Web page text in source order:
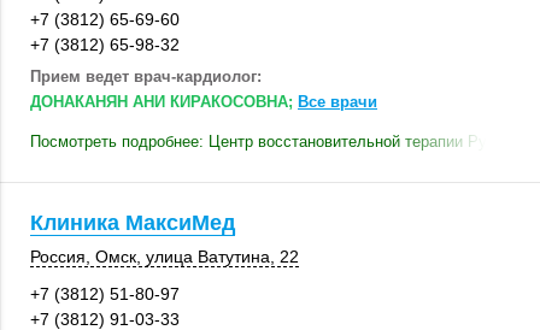
+7 (3812) 65-69-60
+7 (3812) 65-98-32
Прием ведет врач-кардиолог:
ДОНАКАНЯН АНИ КИРАКОСОВНА; Все врачи
Посмотреть подробнее: Центр восстановительной терапии Русь
Клиника МаксиМед
Россия Омск улица Ватутина, 22
+7 (3812) 51-80-97
+7 (3812) 91-03-33